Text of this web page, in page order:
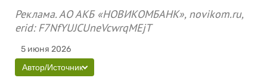
Реклама. АО АКБ «НОВИКОМБАНК», novikom.ru,
erid: F7NfYUJCUneVcwrqMEjT
5 июня 2026
Автор/Источник